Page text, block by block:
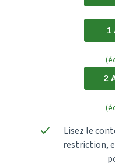
1
2
Lisez le
restriction,